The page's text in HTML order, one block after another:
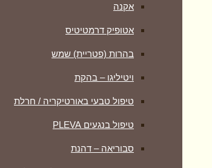
אקנה
אטופיק דרמטיטיס
בהרות (פטריית) שמש
ויטיליגו – בהקת
טיפול טבעי באורטיקריה / חרלת
טיפול בנגעים PLEVA
סבוריאה – דהנת